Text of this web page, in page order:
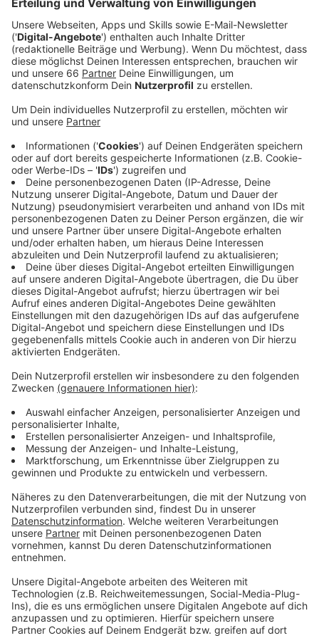
Schon im letzten Jahr machte sie mit ihrer ersten
Single "I FOLLOW" als "Ostwind" Filmsong und
McDonalds Winterkampagnen-Track auf sich
international hat sich Loi zwischenzeitlich eine
massive Fangemeinde aufgebaut. Ihr The Weeknd
Piano Cover von "Blinding Lights" hat bis heute weit
über 40 Millionen Streams erzielt und steht in Brasilien
kurz vor Gold.
Mit "GOLD" kommt Loi nun mit ungewohnt schnellem
Tempo daher und bringt uns damit alle noch einmal in
Spätsommer-Feel-Good-Stimmung. Im Song geht es
um den einen Menschen, der einen ein bisschen besser
fühlen lässt, eine Beziehung die "Gold wert ist". Für Loi
ist dieser besondere Mensch zum Beispiel ihre enge
Freundin Zoe Wees, mit der sich Loi über die
verrückten Ups and Downs als Artists austauschen
kann.
Anzeige
Wir benötigen Ihre
Zustimmung, um den YouTube
Video-Service zu laden!
Wir verwenden einen Service eines
Drittanbieters, um Videoinhalte
einzubetten. Dieser Service kann
sammeln. Bitte lesen Sie die
Details durch und stimmen Sie der
Nutzung des Service zu, um dieses
Video anzusehen.